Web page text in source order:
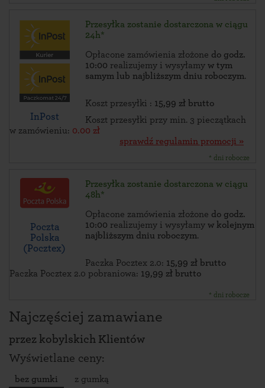
InPost
Przesyłka zostanie dostarczona w ciągu
24h*
Opłacone zamówienia złożone do godz.
10:00 realizujemy i wysyłamy w tym
samym lub najbliższym dniu roboczym.
Koszt przesyłki : 15,99 zł brutto
Koszt przesyłki przy min. 3 pieczątkach
w zamówieniu: 0.00 zł
sprawdź regulamin promocji »
* dni robocze
Poczta
Polska
(Pocztex)
Przesyłka zostanie dostarczona w ciągu
48h*
Opłacone zamówienia złożone do godz.
10:00 realizujemy i wysyłamy w kolejnym
najbliższym dniu roboczym.
Paczka Pocztex 2.0: 15,99 zł brutto
Paczka Pocztex 2.0 pobraniowa: 19,99 zł brutto
* dni robocze
Najczęściej zamawiane
przez kobylskich Klientów
Wyświetlane ceny:
bez gumki z gumką